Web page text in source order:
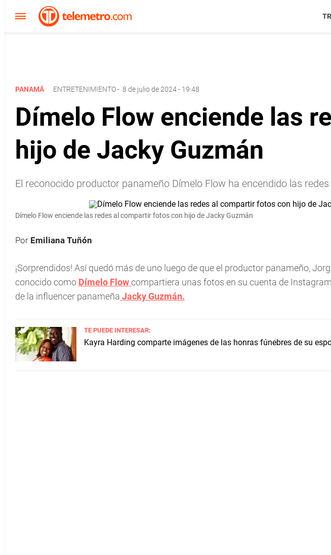
PANAMÁ ENTRETENIMIENTO- 8 de julio de 2024 - 19:48
Dímelo Flow enciende las
hijo de Jacky Guzmán
El reconocido productor panameño Dímelo Flow ha encendido las
Dímelo Flow enciende las redes al compartir fotos con hijo de Jacky Guzmán
Por Emiliana Tuñón
¡Sorprendidos! Así quedó más de uno luego de que el productor panameño,
conocido como Dímelo Flowcompartiera unas fotos en su cuenta de
de la influencer panameña Jacky Guzmán.
TE PUEDE INTERESAR:
Kayra Harding comparte imágenes de las honras fúnebres de su